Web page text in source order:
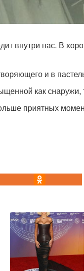
внутри нас. В
и в
как снаружи,
приятных